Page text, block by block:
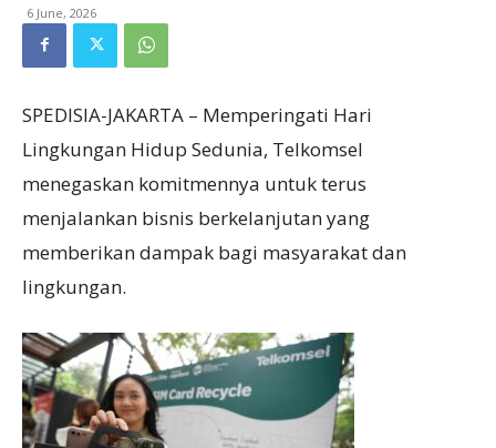
6 June, 2026
SPEDISIA-JAKARTA – Memperingati Hari
Lingkungan Hidup Sedunia, Telkomsel
menegaskan komitmennya untuk terus
menjalankan bisnis berkelanjutan yang
memberikan dampak bagi masyarakat dan
lingkungan.